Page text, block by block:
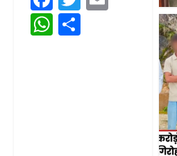
WhatsApp